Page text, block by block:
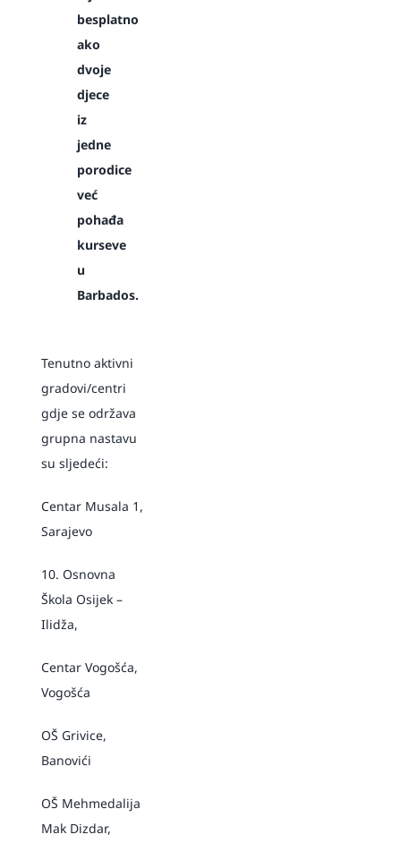
besplatno
ako
dvoje
djece
iz
jedne
porodice
već
pohađa
kurseve
u
Barbados.
Tenutno aktivni
gradovi/centri
gdje se održava
grupna nastavu
su sljedeći:
Centar Musala 1,
Sarajevo
10. Osnovna
Škola Osijek –
Ilidža,
Centar Vogošća,
Vogošća
OŠ Grivice,
Banovići
OŠ Mehmedalija
Mak Dizdar,